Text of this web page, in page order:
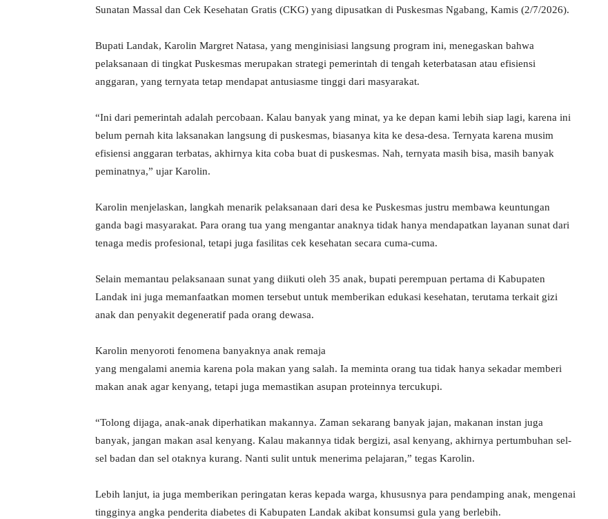
Sunatan Massal dan Cek Kesehatan Gratis (CKG) yang dipusatkan di Puskesmas Ngabang, Kamis (2/7/2026).
Bupati Landak, Karolin Margret Natasa, yang menginisiasi langsung program ini, menegaskan bahwa
pelaksanaan di tingkat Puskesmas merupakan strategi pemerintah di tengah keterbatasan atau efisiensi
anggaran, yang ternyata tetap mendapat antusiasme tinggi dari masyarakat.
“Ini dari pemerintah adalah percobaan. Kalau banyak yang minat, ya ke depan kami lebih siap lagi, karena ini
belum pernah kita laksanakan langsung di puskesmas, biasanya kita ke desa-desa. Ternyata karena musim
efisiensi anggaran terbatas, akhirnya kita coba buat di puskesmas. Nah, ternyata masih bisa, masih banyak
peminatnya,” ujar Karolin.
Karolin menjelaskan, langkah menarik pelaksanaan dari desa ke Puskesmas justru membawa keuntungan
ganda bagi masyarakat. Para orang tua yang mengantar anaknya tidak hanya mendapatkan layanan sunat dari
tenaga medis profesional, tetapi juga fasilitas cek kesehatan secara cuma-cuma.
Selain memantau pelaksanaan sunat yang diikuti oleh 35 anak, bupati perempuan pertama di Kabupaten
Landak ini juga memanfaatkan momen tersebut untuk memberikan edukasi kesehatan, terutama terkait gizi
anak dan penyakit degeneratif pada orang dewasa.
Karolin menyoroti fenomena banyaknya anak remaja
yang mengalami anemia karena pola makan yang salah. Ia meminta orang tua tidak hanya sekadar memberi
makan anak agar kenyang, tetapi juga memastikan asupan proteinnya tercukupi.
“Tolong dijaga, anak-anak diperhatikan makannya. Zaman sekarang banyak jajan, makanan instan juga
banyak, jangan makan asal kenyang. Kalau makannya tidak bergizi, asal kenyang, akhirnya pertumbuhan sel-
sel badan dan sel otaknya kurang. Nanti sulit untuk menerima pelajaran,” tegas Karolin.
Lebih lanjut, ia juga memberikan peringatan keras kepada warga, khususnya para pendamping anak, mengenai
tingginya angka penderita diabetes di Kabupaten Landak akibat konsumsi gula yang berlebih.